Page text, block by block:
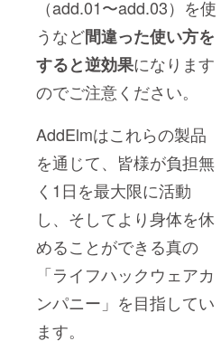
（add.01〜add.03）を使
うなど間違った使い方を
すると逆効果になります
のでご注意ください。
AddElmはこれらの製品
を通じて、皆様が負担無
く1日を最大限に活動
し、そしてより身体を休
めることができる真の
「ライフハックウェアカ
ンパニー」を目指してい
ます。